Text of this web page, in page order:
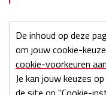
GP QATAR 2026
De inhoud op deze
om jouw cookie-
cookie-voorkeuren
Je kan jouw keuzes